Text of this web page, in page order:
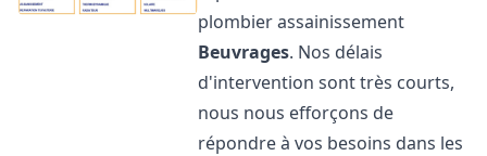
plombier assainissement
Beuvrages. Nos délais
d'intervention sont très courts,
nous nous efforçons de
répondre à vos besoins dans les